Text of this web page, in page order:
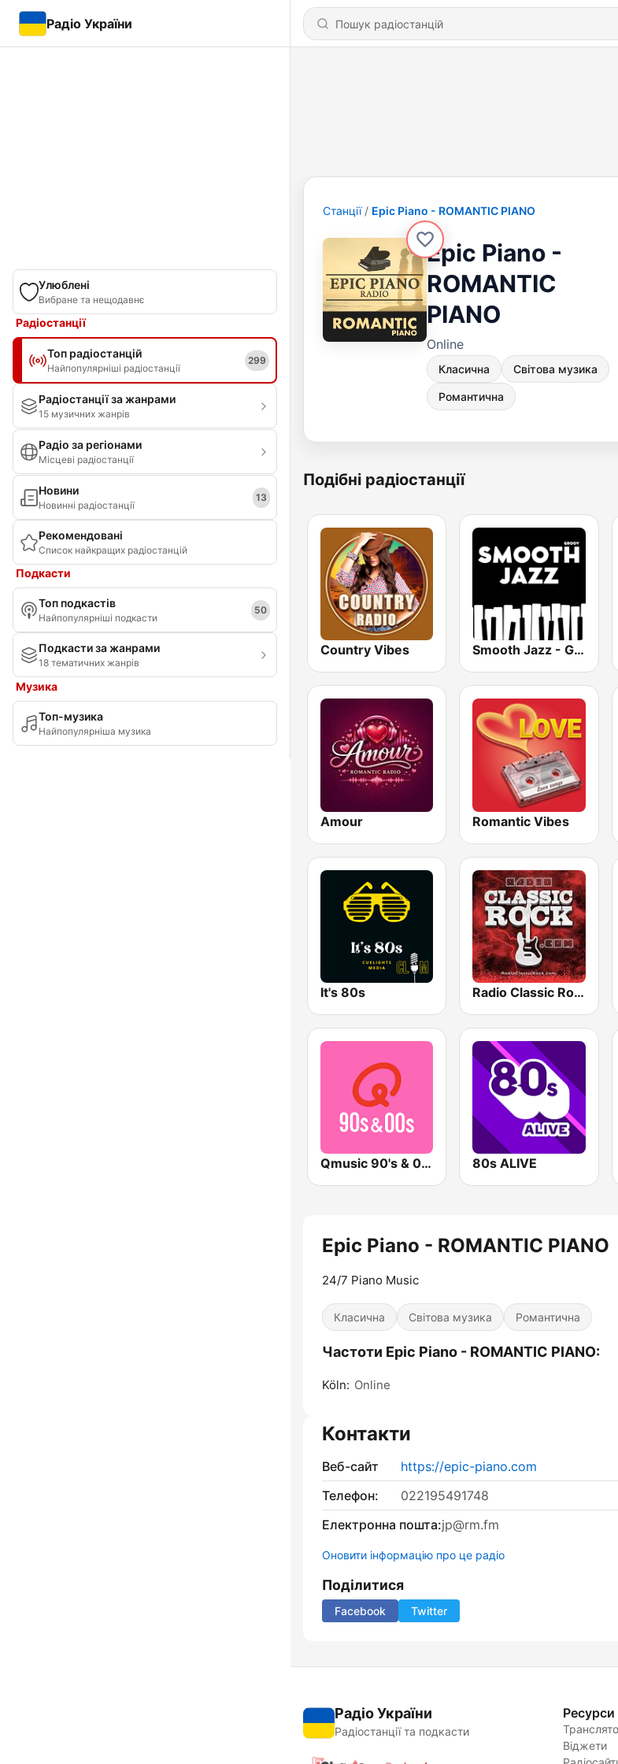
Радіо України
Улюблені
Вибране та нещодавнє
Радіостанції
Топ радіостанцій
Найпопулярніші радіостанції
299
Радіостанції за жанрами
15 музичних жанрів
Радіо за регіонами
Місцеві радіостанції
Новини
Новинні радіостанції
13
Рекомендовані
Список найкращих радіостанцій
Подкасти
Топ подкастів
Найпопулярніші подкасти
50
Подкасти за жанрами
18 тематичних жанрів
Музика
Топ-музика
Найпопулярніша музика
Станції Epic Piano - ROMANTIC PIANO
Epic Piano -
ROMANTIC
PIANO
Online
Класична Світова музика
Романтична
Подібні радіостанції
Country Vibes Smooth Jazz - Groov
Amour Romantic Vibes
It's 80s Radio Classic Rock
Qmusic 90's & 00's 80s ALIVE
Epic Piano - ROMANTIC PIANO
24/7 Piano Music
Класична Світова музика Романтична
Частоти Epic Piano - ROMANTIC PIANO:
Köln: Online
Контакти
Веб-сайт
https://epic-piano.com
Телефон:
022195491748
Електронна пошта:jp@rm.fm
Оновити інформацію про це радіо
Поділитися
Facebook Twitter
Радіо України
Радіостанції та подкасти
Ресурси
Віджети